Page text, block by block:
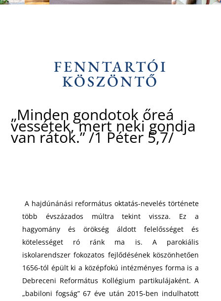
FENNTARTÓI
KÖSZÖNTŐ
„Minden gondotok őreá
vessétek, mert neki gondja
van rátok.” /1 Péter 5,7/
A hajdúnánási református oktatás-nevelés története
több évszázados múltra tekint vissza. Ez a
hagyomány és örökség áldott felelősséget és
kötelességet ró ránk ma is. A parokiális
iskolarendszer fokozatos fejlődésének köszönhetően
1656-tól épült ki a középfokú intézményes forma is a
Debreceni Református Kollégium partikulájaként. A
„babiloni fogság” 67 éve után 2015-ben indulhatott